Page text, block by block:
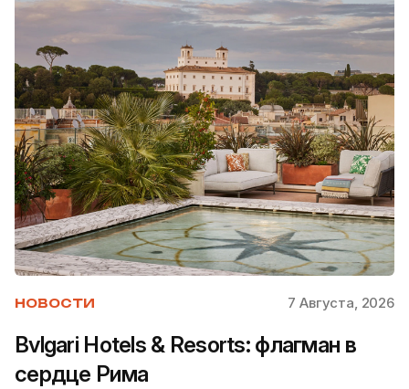
НОВОСТИ 7 Августа, 2026
Bvlgari Hotels & Resorts: флагман в
сердце Рима